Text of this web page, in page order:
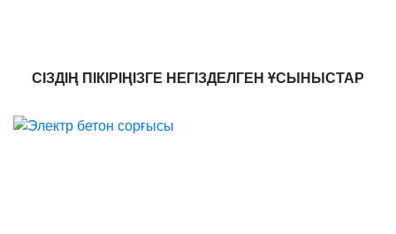
СІЗДІҢ ПІКІРІҢІЗГЕ НЕГІЗДЕЛГЕН ҰСЫНЫСТАР